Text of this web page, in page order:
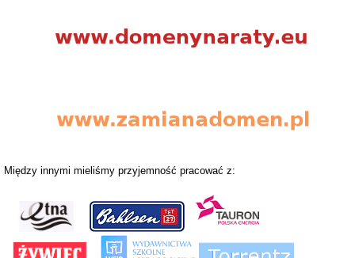
Między innymi mieliśmy przyjemność pracować z: